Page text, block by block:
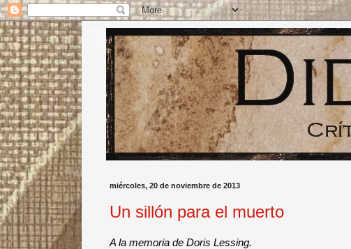
miércoles, 20 de noviembre de 2013
Un sillón para el muerto
A la memoria de Doris Lessing.